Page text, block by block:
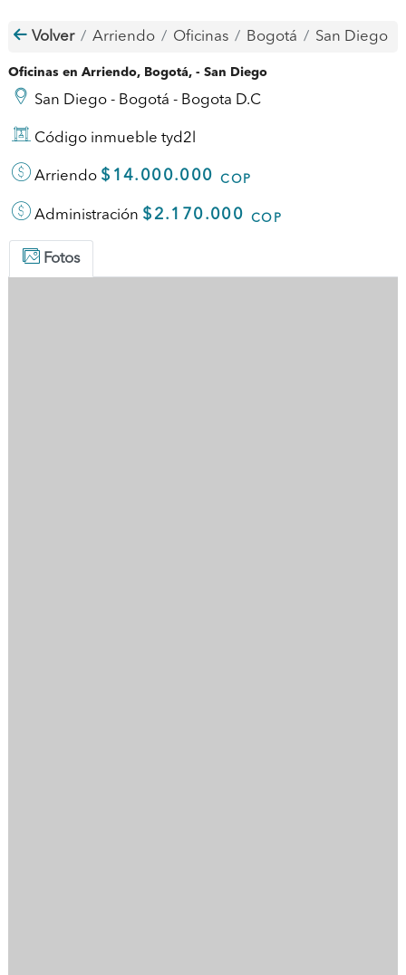
Volver Arriendo Oficinas Bogotá San Diego
Oficinas en Arriendo, Bogotá, - San Diego
San Diego - Bogotá - Bogota D.C
Código inmueble tyd2l
Arriendo $14.000.000COP
Administración $2.170.000COP
Fotos